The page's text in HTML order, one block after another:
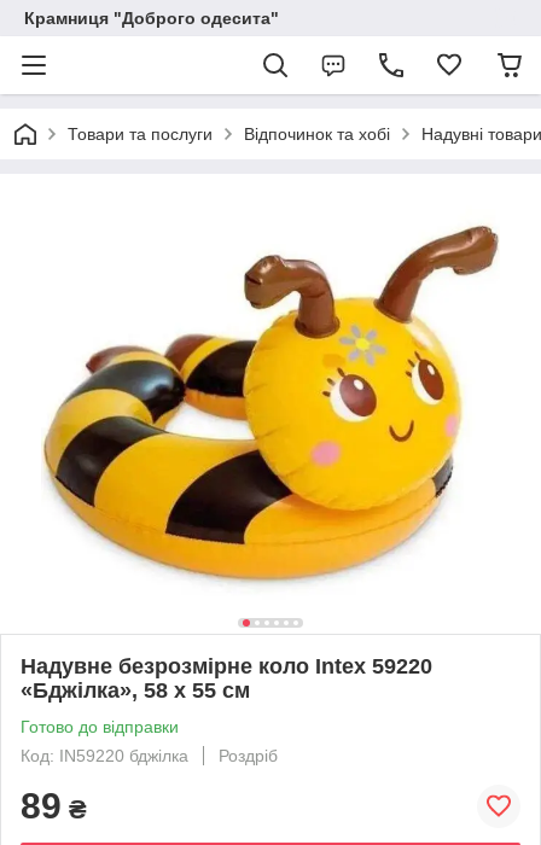
Крамниця "Доброго одесита"
Товари та послуги Відпочинок та хобі Надувні
Надувне безрозмірне коло Intex 59220
«Бджілка», 58 х 55 см
Готово до відправки
Код: IN59220 бджілка
Роздріб
89 ₴